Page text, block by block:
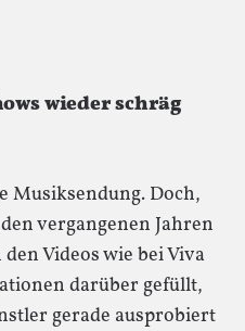
wieder schräg
Musiksendung. Doch,
vergangenen Jahren
Videos wie bei Viva
darüber gefüllt,
gerade ausprobiert